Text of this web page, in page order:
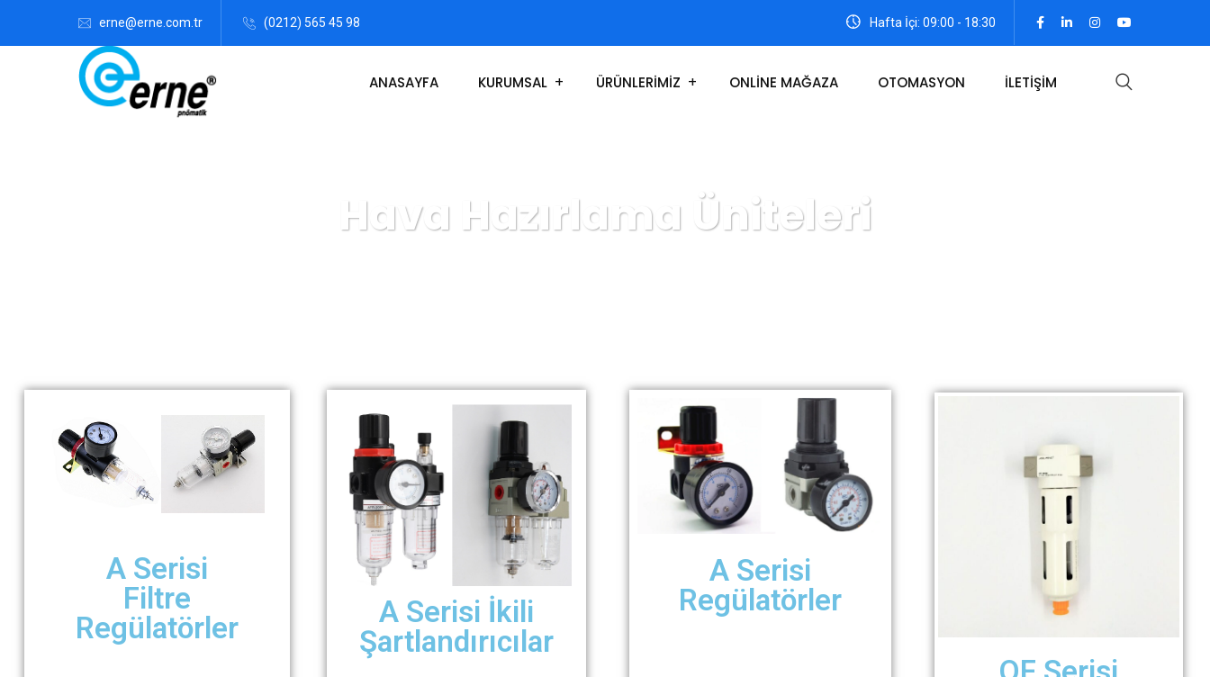
erne@erne.com.tr (0212) 565 45 98 Hafta İçi: 09:00 - 18:30
ANASAYFA KURUMSAL ÜRÜNLERİMİZ ONLİNE MAĞAZA OTOMASYON İLETİŞİM
Hava Hazırlama Üniteleri
A Serisi
Filtre
Regülatörler
A Serisi İkili
Şartlandırıcılar
A Serisi
Regülatörler